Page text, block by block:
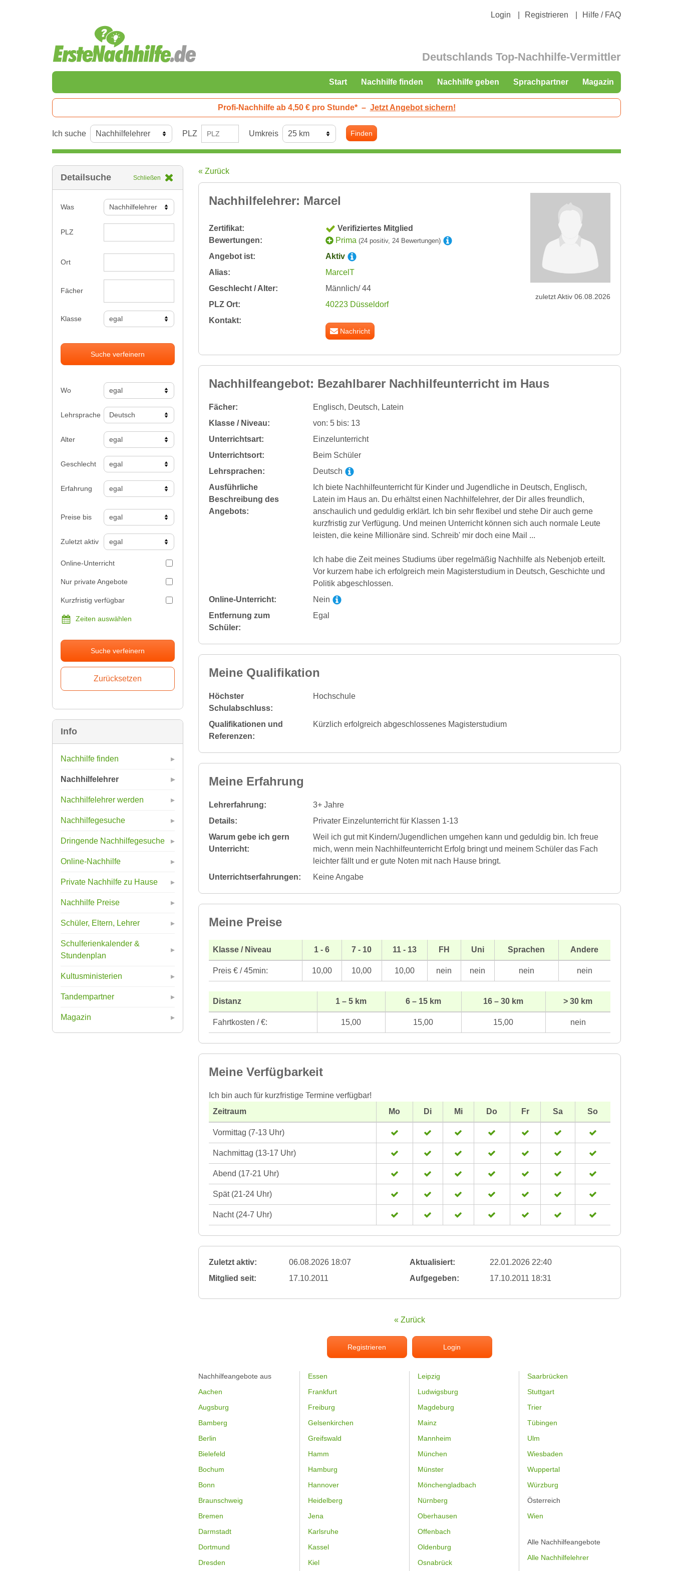
Login Registrieren Hilfe / FAQ
Deutschlands Top-Nachhilfe-Vermittler
Start Nachhilfe finden Nachhilfe geben Sprachpartner Magazin
Profi-Nachhilfe ab 4,50 € pro Stunde* – Jetzt Angebot sichern!
Ich suche PLZ Umkreis Finden
Detailsuche Schließen
Was
PLZ
Ort
Fächer
Klasse
Suche verfeinern
Wo
Lehrsprache
Alter
Geschlecht
Erfahrung
Preise bis
Zuletzt aktiv
Online-Unterricht
Nur private Angebote
Kurzfristig verfügbar
Zeiten auswählen
Suche verfeinern
Info
Nachhilfe finden
Nachhilfelehrer
Nachhilfelehrer werden
Nachhilfegesuche
Dringende Nachhilfegesuche
Online-Nachhilfe
Private Nachhilfe zu Hause
Nachhilfe Preise
Schüler, Eltern, Lehrer
Schulferienkalender &
Stundenplan
Kultusministerien
Tandempartner
Magazin
« Zurück
Nachhilfelehrer: Marcel
Zertifikat:
Verifiziertes Mitglied
Bewertungen:
Prima (24 positiv, 24 Bewertungen)
Angebot ist:
Aktiv
Alias:
MarcelT
Geschlecht / Alter:
Männlich/ 44
PLZ Ort:
40223 Düsseldorf
Kontakt:
Nachricht
zuletzt Aktiv 06.08.2026
Nachhilfeangebot: Bezahlbarer Nachhilfeunterricht im Haus
Fächer:
Englisch, Deutsch, Latein
Klasse / Niveau:
von: 5 bis: 13
Unterrichtsart:
Einzelunterricht
Unterrichtsort:
Beim Schüler
Lehrsprachen:
Deutsch
Ausführliche
Beschreibung des
Angebots:
Ich biete Nachhilfeunterricht für Kinder und Jugendliche in Deutsch, Englisch,
Latein im Haus an. Du erhältst einen Nachhilfelehrer, der Dir alles freundlich,
anschaulich und geduldig erklärt. Ich bin sehr flexibel und stehe Dir auch gerne
kurzfristig zur Verfügung. Und meinen Unterricht können sich auch normale Leute
leisten, die keine Millionäre sind. Schreib' mir doch eine Mail ...
Ich habe die Zeit meines Studiums über regelmäßig Nachhilfe als Nebenjob erteilt.
Vor kurzem habe ich erfolgreich mein Magisterstudium in Deutsch, Geschichte und
Politik abgeschlossen.
Online-Unterricht:
Nein
Entfernung zum
Schüler:
Egal
Meine Qualifikation
Höchster
Schulabschluss:
Hochschule
Qualifikationen und
Referenzen:
Kürzlich erfolgreich abgeschlossenes Magisterstudium
Meine Erfahrung
Lehrerfahrung:
3+ Jahre
Details:
Privater Einzelunterricht für Klassen 1-13
Warum gebe ich gern
Unterricht:
Weil ich gut mit Kindern/Jugendlichen umgehen kann und geduldig bin. Ich freue
mich, wenn mein Nachhilfeunterricht Erfolg bringt und meinem Schüler das Fach
leichter fällt und er gute Noten mit nach Hause bringt.
Unterrichtserfahrungen:
Keine Angabe
Meine Preise
Klasse / Niveau 1 - 6 7 - 10 11 - 13 FH Uni Sprachen Andere
Preis € / 45min: 10,00 10,00 10,00 nein nein nein nein
Distanz 1 – 5 km 6 – 15 km 16 – 30 km > 30 km
Fahrtkosten / €: 15,00 15,00 15,00 nein
Meine Verfügbarkeit
Ich bin auch für kurzfristige Termine verfügbar!
Zeitraum
Mo Di Mi Do Fr Sa So
Vormittag (7-13 Uhr)
Nachmittag (13-17 Uhr)
Abend (17-21 Uhr)
Spät (21-24 Uhr)
Nacht (24-7 Uhr)
Zuletzt aktiv: 06.08.2026 18:07 Aktualisiert:
22.01.2026 22:40
Mitglied seit:
17.10.2011 Aufgegeben: 17.10.2011 18:31
« Zurück
Registrieren Login
Nachhilfeangebote aus
Aachen
Augsburg
Bamberg
Berlin
Bielefeld
Bochum
Bonn
Braunschweig
Bremen
Darmstadt
Dortmund
Dresden
Essen
Frankfurt
Freiburg
Gelsenkirchen
Greifswald
Hamm
Hamburg
Hannover
Heidelberg
Jena
Karlsruhe
Kassel
Kiel
Leipzig
Ludwigsburg
Magdeburg
Mainz
Mannheim
München
Münster
Mönchengladbach
Nürnberg
Oberhausen
Offenbach
Oldenburg
Osnabrück
Saarbrücken
Stuttgart
Trier
Tübingen
Ulm
Wiesbaden
Wuppertal
Würzburg
Österreich
Wien
Alle Nachhilfeangebote
Alle Nachhilfelehrer